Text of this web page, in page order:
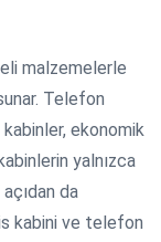
malzemelerle
Telefon
ekonomik
yalnızca
da
kabini ve telefon